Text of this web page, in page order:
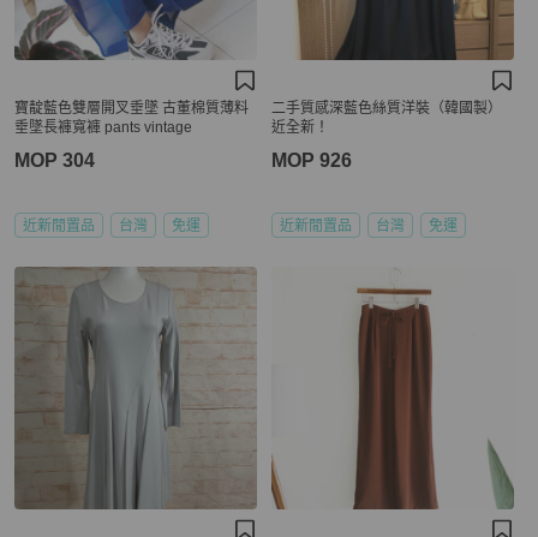
寶靛藍色雙層開叉垂墜 古董棉質薄料
垂墜長褲寬褲 pants vintage
MOP 304
近新閒置品 台灣 免運
二手質感深藍色絲質洋裝（韓國製）
近全新！
MOP 926
近新閒置品 台灣 免運